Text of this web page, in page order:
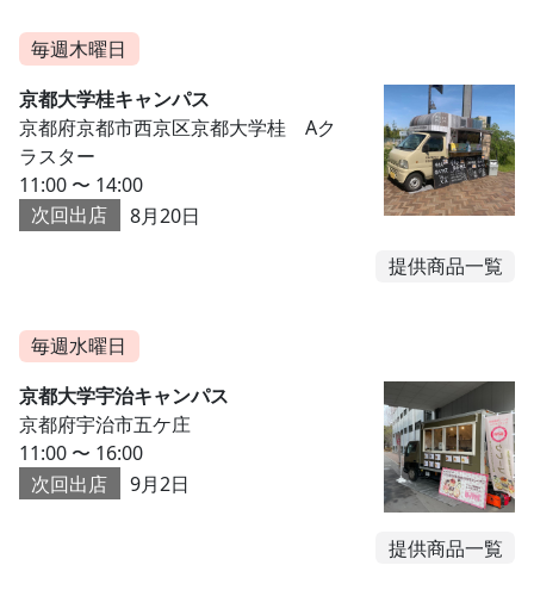
毎週木曜日
京都大学桂キャンパス
京都府京都市西京区京都大学桂 Aク
ラスター
11:00 〜 14:00
次回出店
8月20日
提供商品一覧
毎週水曜日
京都大学宇治キャンパス
京都府宇治市五ケ庄
11:00 〜 16:00
次回出店
9月2日
提供商品一覧